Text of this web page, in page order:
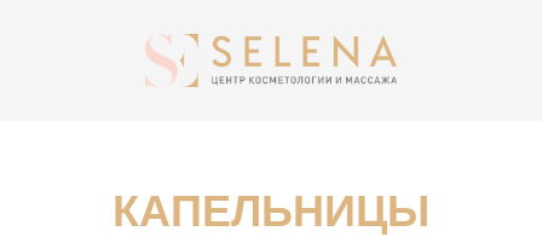
КАПЕЛЬНИЦЫ